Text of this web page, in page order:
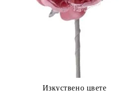
Изкуствено цвете